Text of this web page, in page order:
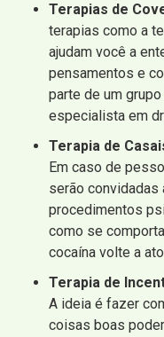
Terapias de
terapias como a
ajudam você a
pensamentos e
parte de um
especialista em
Terapia de
Em caso de
serão convidadas
procedimentos
como se
cocaína volte a
Terapia de
A ideia é fazer
coisas boas